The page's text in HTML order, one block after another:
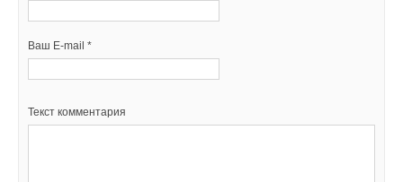
Ваш E-mail *
Текст комментария